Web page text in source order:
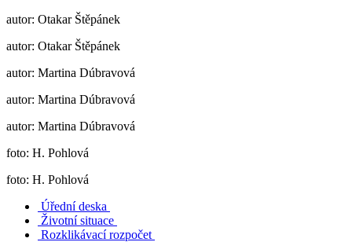
autor: Otakar Štěpánek
autor: Otakar Štěpánek
autor: Martina Dúbravová
autor: Martina Dúbravová
autor: Martina Dúbravová
foto: H. Pohlová
foto: H. Pohlová
Úřední deska
Životní situace
Rozklikávací rozpočet